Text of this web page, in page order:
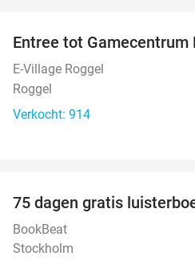
Entree tot Gamecentrum
E-Village Roggel
Roggel
Verkocht: 914
75 dagen gratis
BookBeat
Stockholm